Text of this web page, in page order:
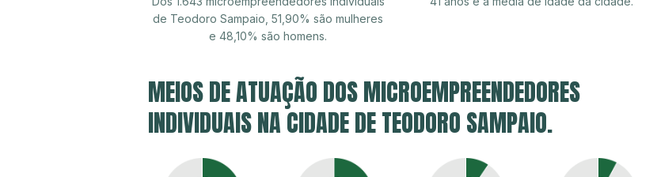
de Teodoro Sampaio, 51,90% são mulheres
e 48,10% são homens.
MEIOS DE ATUAÇÃO DOS MICROEMPREENDEDORES
INDIVIDUAIS NA CIDADE DE TEODORO SAMPAIO.